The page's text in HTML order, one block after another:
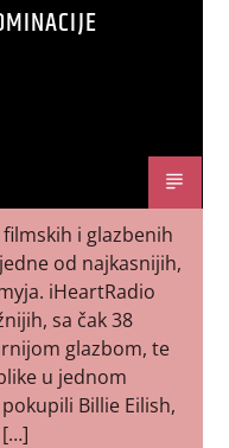
i glazbenih
od najkasnijih,
iHeartRadio
sa čak 38
glazbom, te
u jednom
Billie Eilish,
[…]